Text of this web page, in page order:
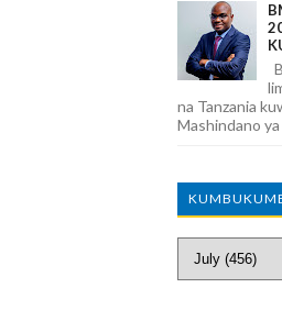
na Tanzania
Mashindano